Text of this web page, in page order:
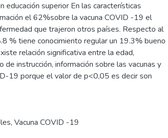
educación superior En las características
el 62%sobre la vacuna COVID -19 el
que trajeron otros países. Respecto al
% tiene conocimiento regular un 19.3% bueno
relación significativa entre la edad,
de instrucción, información sobre las vacunas y
19 porque el valor de p<0,05 es decir son
, Vacuna COVID -19